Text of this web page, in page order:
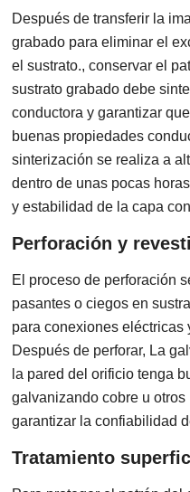
Después de transferir la
grabado para eliminar el
el sustrato., conservar el
sustrato grabado debe
conductora y garantizar
buenas propiedades
sinterización se realiza a
dentro de unas pocas
y estabilidad de la capa
Perforación y
El proceso de perforación
pasantes o ciegos en
para conexiones eléctricas
Después de perforar, La
la pared del orificio tenga
galvanizando cobre u
garantizar la confiabilidad
Tratamiento